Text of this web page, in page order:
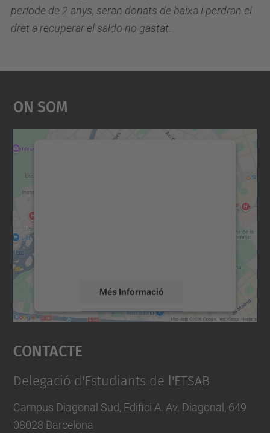
període de 2 anys, seran donats de baixa i perdran el
dret a recuperar el saldo no gastat.
On Som
Més Informació
Accepta
powered by
Contacte
Delegació d'Estudiants de l'ETSAB
Campus Diagonal Sud, Edifici A. Av. Diagonal, 649
08028 Barcelona